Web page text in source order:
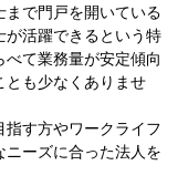
紹介
立ち情報
で門戸を開いている
が活躍できるという特
て業務量が安定傾向
とも少なくありませ
指す方やワークライフ
ーズに合った法人を